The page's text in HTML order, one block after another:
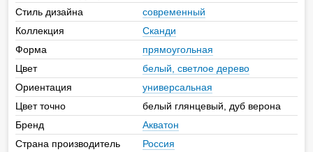
Стиль дизайна
современный
Коллекция
Сканди
Форма
прямоугольная
Цвет
белый, светлое дерево
Ориентация
универсальная
Цвет точно
белый глянцевый, дуб верона
Бренд
Акватон
Страна производитель
Россия